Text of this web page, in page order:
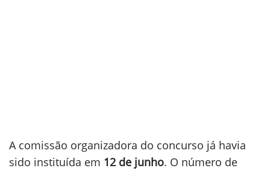
A comissão organizadora do concurso já havia
sido instituída em 12 de junho. O número de